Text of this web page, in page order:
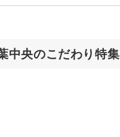
中央のこだわり特集